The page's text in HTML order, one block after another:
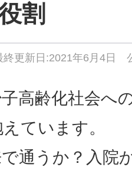
割
終更新日:2021年6月4日
高齢化社会へ
ています。
通うか？入院